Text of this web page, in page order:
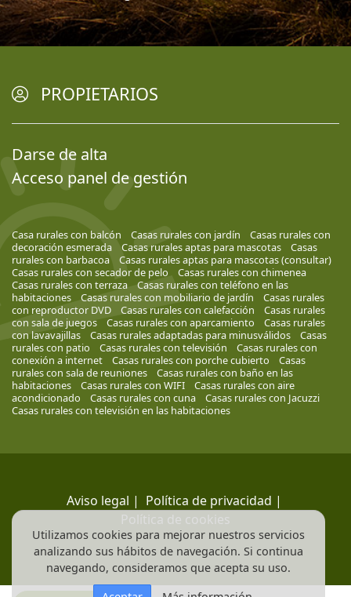
PROPIETARIOS
Darse de alta
Acceso panel de gestión
Casa rurales con balcón Casas rurales con jardín
Casas rurales con
decoración esmerada
Casas rurales aptas para mascotas
Casas
rurales con barbacoa
Casas rurales aptas para mascotas (consultar)
Casas rurales con secador de pelo
Casas rurales con chimenea
Casas rurales con terraza
Casas rurales con teléfono en las
habitaciones
Casas rurales con mobiliario de jardín
Casas rurales
con reproductor DVD
Casas rurales con calefacción
Casas rurales
con sala de juegos
Casas rurales con aparcamiento
Casas rurales
con lavavajillas
Casas rurales adaptadas para minusválidos
Casas
rurales con patio
Casas rurales con televisión
Casas rurales con
conexión a internet
Casas rurales con porche cubierto
Casas
rurales con sala de reuniones
Casas rurales con baño en las
habitaciones
Casas rurales con WIFI
Casas rurales con aire
acondicionado
Casas rurales con cuna
Casas rurales con Jacuzzi
Casas rurales con televisión en las habitaciones
Aviso legal | Política de privacidad |
Política de cookies
Utilizamos cookies para mejorar nuestros servicios
analizando sus hábitos de navegación. Si continua
navegando, consideramos que acepta su uso.